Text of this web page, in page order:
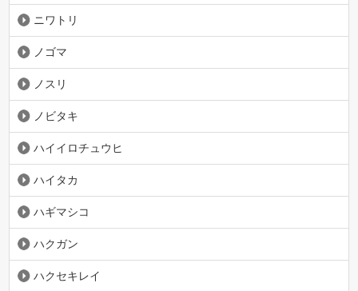
ニワトリ
ノゴマ
ノスリ
ノビタキ
ハイイロチュウヒ
ハイタカ
ハギマシコ
ハクガン
ハクセキレイ